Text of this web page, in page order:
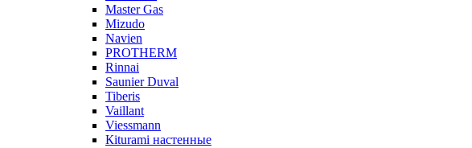
Master Gas
Mizudo
Navien
PROTHERM
Rinnai
Saunier Duval
Tiberis
Vaillant
Viessmann
Кiturami настенные